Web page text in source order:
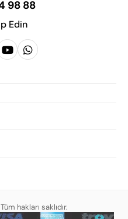
98 88
Edin
Sözleşmesi
hakları saklıdır.